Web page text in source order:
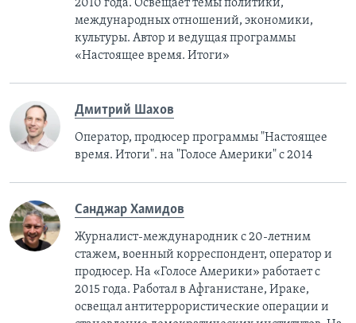
2010 года. Освещает темы политики,
международных отношений, экономики,
культуры. Автор и ведущая программы
«Настоящее время. Итоги»
Дмитрий Шахов
Оператор, продюсер программы "Настоящее
время. Итоги". на "Голосе Америки" с 2014
Санджар Хамидов
Журналист-международник с 20-летним
стажем, военный корреспондент, оператор и
продюсер. На «Голосе Америки» работает с
2015 года. Работал в Афганистане, Ираке,
освещал антитеррористические операции и